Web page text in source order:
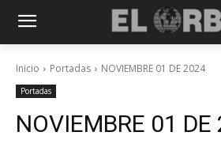
Inicio Portadas NOVIEMBRE 01 DE 2024
Portadas
NOVIEMBRE 01